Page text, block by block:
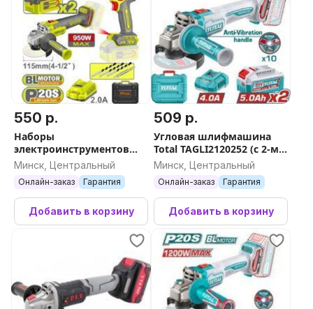
550 р.
Наборы
электроинструментов
Dyllu DTCK20273
(шуруповерт, болгарка, 2
АКБ, кейс)
Минск, Центральный
Онлайн-заказ Гарантия
Добавить в корзину
509 р.
Угловая шлифмашина
Total TAGLI2120252 (с 2-мя
АКБ, кейс)
Минск, Центральный
Онлайн-заказ Гарантия
Добавить в корзину